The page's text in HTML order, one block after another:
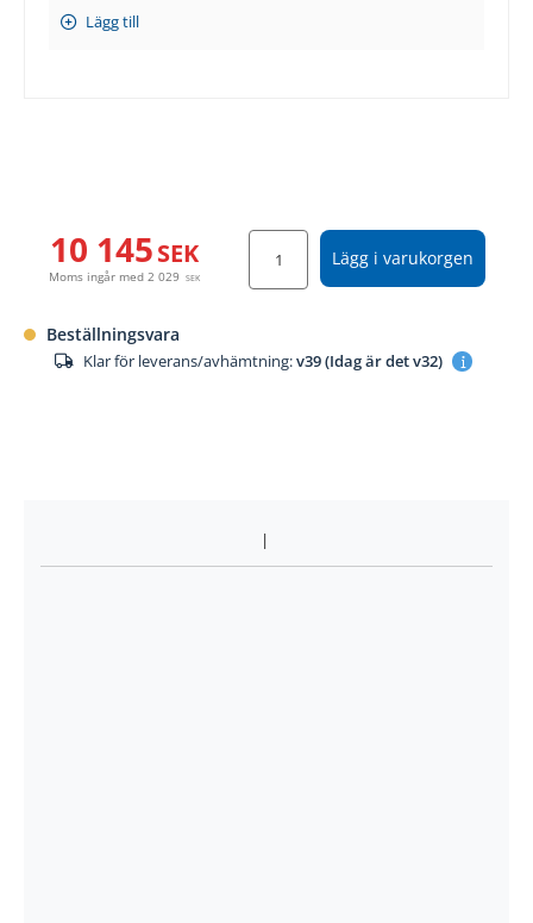
Lägg till
Lägg i varukorgen
10 145SEK
Moms ingår med 2 029 SEK
Beställningsvara
Klar för leverans/avhämtning:v39 (Idag är det v32)